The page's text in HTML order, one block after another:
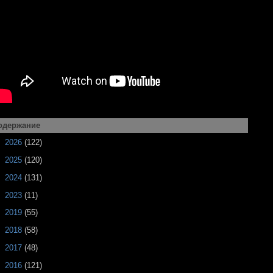
2026(122)
2025(120)
2024(131)
2023(11)
2019(55)
2018(58)
2017(48)
2016(121)